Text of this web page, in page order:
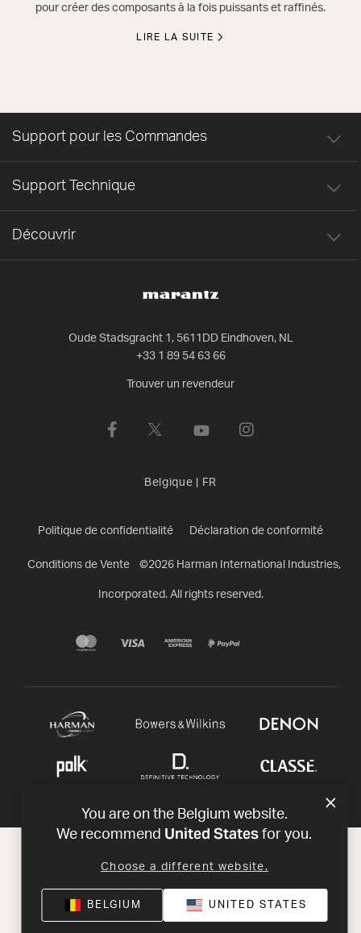
pour créer des composants à la fois puissants et raffinés.
LIRE LA SUITE
Oude Stadsgracht 1, 5611DD Eindhoven, NL
+33 1 89 54 63 66
Trouver un revendeur
Support pour les Commandes
Support Technique
Découvrir
Belgique FR
Politique de confidentialité Déclaration de conformité
Conditions de Vente ©2026Harman International Industries,
Incorporated. All rights reserved.
You are on the Belgium website.
We recommend United States for you.
Choose a different website.
BELGIUM UNITED STATES